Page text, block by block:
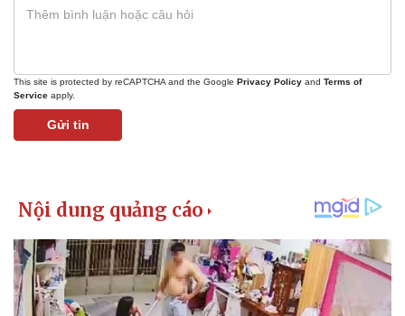
This site is protected by reCAPTCHA and the Google Privacy Policy and Terms of
Service apply.
Gửi tin